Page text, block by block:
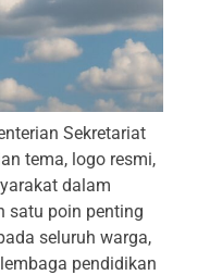
Sekretariat
tema, logo resmi,
dalam
satu poin penting
seluruh warga,
pendidikan